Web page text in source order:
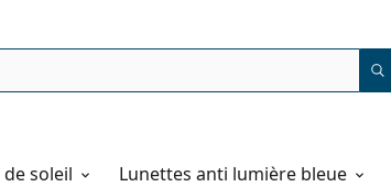
soleil Lunettes anti lumière bleue